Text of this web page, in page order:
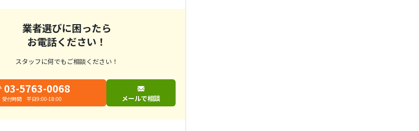
業者選びに困ったら
お電話ください！
スタッフに何でもご相談ください！
03-5763-0068
受付時間 平日9:00-18:00 メールで相談